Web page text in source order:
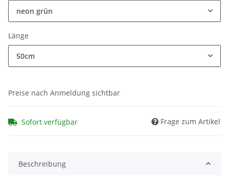
neon grün
Länge
50cm
Preise nach Anmeldung sichtbar
Sofort verfügbar Frage zum Artikel
Beschreibung